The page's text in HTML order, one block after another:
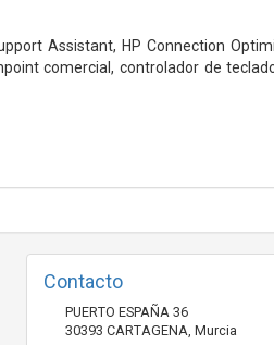
Assistant, HP Connection
comercial, controlador de
Contacto
PUERTO ESPAÑA 36
30393 CARTAGENA, Murcia